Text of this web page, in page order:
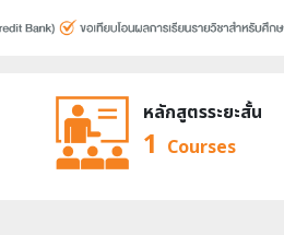
หลักสูตรระยะสั้น
1 Courses